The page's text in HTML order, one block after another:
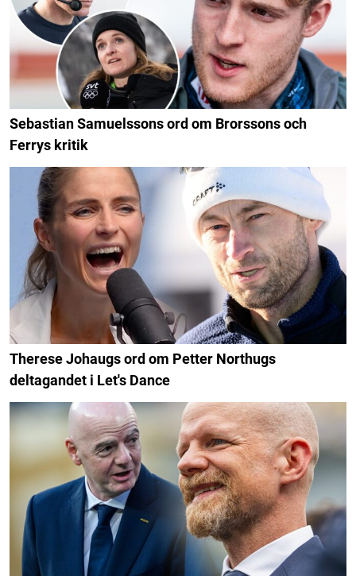
Sebastian Samuelssons ord om Brorssons och
Ferrys kritik
Therese Johaugs ord om Petter Northugs
deltagandet i Let's Dance